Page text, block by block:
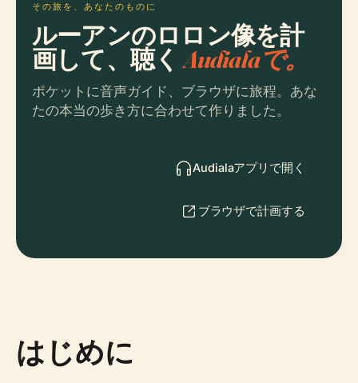
その旅を、あなたのものに
ルーアンのロロン像を計
画して、聴くAudialaで。
ポケットに音声ガイド、ブラウザに旅程。あな
たの本当の歩き方に合わせて作りました。
Audialaアプリで開く
ブラウザで計画する
はじめに